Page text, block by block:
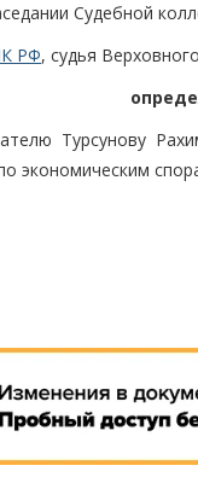
Судебной
РФ, судья
Турсунову
экономическим